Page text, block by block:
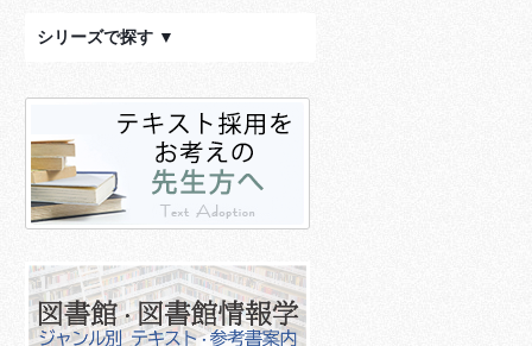
シリーズで探す ▼